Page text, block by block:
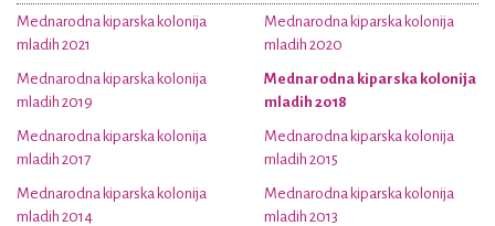
Mednarodna kiparska kolonija
mladih 2021
Mednarodna kiparska kolonija
mladih 2020
Mednarodna kiparska kolonija
mladih 2019
Mednarodna kiparska kolonija
mladih 2018
Mednarodna kiparska kolonija
mladih 2017
Mednarodna kiparska kolonija
mladih 2015
Mednarodna kiparska kolonija
mladih 2014
Mednarodna kiparska kolonija
mladih 2013